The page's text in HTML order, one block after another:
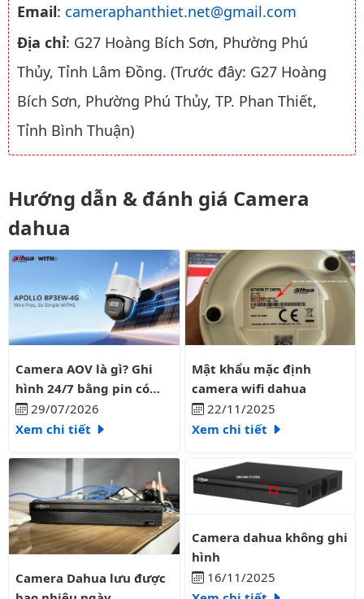
Email: cameraphanthiet.net@gmail.com
Địa chỉ: G27 Hoàng Bích Sơn, Phường Phú
Thủy, Tỉnh Lâm Đồng. (Trước đây: G27 Hoàng
Bích Sơn, Phường Phú Thủy, TP. Phan Thiết,
Tỉnh Bình Thuận)
Hướng dẫn & đánh giá Camera
dahua
Camera AOV là gì? Ghi hình 24/7 bằng pin có liên tục?
Camera AOV là gì? Ghi
hình 24/7 bằng pin có
liên tục?
29/07/2026
Xem chi tiết
Mật khẩu mặc định camera
Mật khẩu mặc định
camera wifi dahua
22/11/2025
Xem chi tiết
Camera Dahua lưu được bao nhiêu ngày
Camera Dahua lưu được
Camera dahua không ghi hình
Camera dahua không ghi
hình
16/11/2025